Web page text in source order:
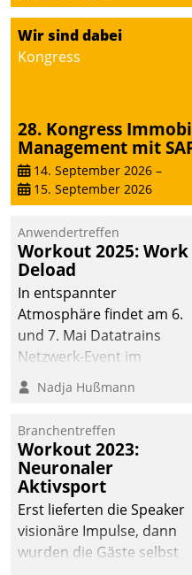
Wir sind dabei
Kongress
28. Kongress
Management mit
14. September 2026 –
15. September 2026
Anwendertreffen
Workout 2025: Work
Deload
In entspannter
Atmosphäre findet am 6.
und 7. Mai Datatrains
Netzwerk-Event im
Kunden- und Partnerkreis
statt. Zentrale Frage: Wie
Mammutprojekte
meistern und Workloads
wuppen – bei zunehmend
anspruchsvollen
Aufgaben und
abnehmendem
Nadja Hußmann
Branchentreffen
Workout 2023:
Neuronaler
Aktivsport
Erst lieferten die Speaker
visionäre Impulse, dann
wurden die Gäste selbst